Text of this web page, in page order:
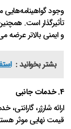
وجود
تأثیرگذار است.
و ایمنی بالاتر عرضه
بشتر بخوانید :
4. خدمات جانبی
ارائه شارژر،
قیمت نهایی موثر